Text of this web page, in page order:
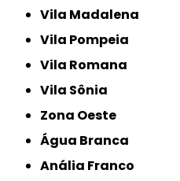
Vila Madalena
Vila Pompeia
Vila Romana
Vila Sônia
Zona Oeste
Água Branca
Anália Franco